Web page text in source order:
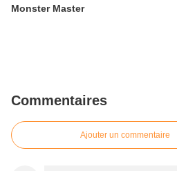
Monster Master
Commentaires
Ajouter un commentaire